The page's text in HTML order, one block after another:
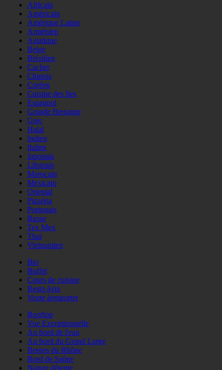
Africain
Américain
Amérique Latine
Arménien
Asiatique
Belge
Brésilien
Cacher
Chinois
Coréen
Cuisine des Iles
Espagnol
Grande Bretagne
Grec
Halal
Indien
Italien
Japonais
Libanais
Marocain
Mexicain
Oriental
Pizzéria
Portugais
Russe
Tex Mex
Thaï
Vietnamien
Bio
Buffet
Cours de cuisine
Resto àvin
Vente àemporter
Rooftop
Vue Exceptionnelle
Au bord de l'eau
Au bord du Grand Large
Berges du Rhône
Bord de Saône
Nature détente